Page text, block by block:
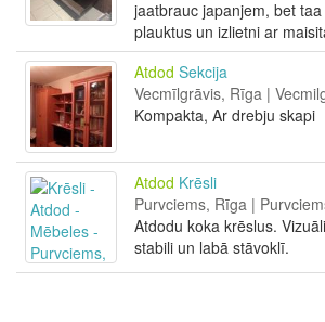
jaatbrauc japanjem, bet
plauktus un izlietni ar
Atdod Sekcija
Vecmīlgrāvis, Rīga |
Kompakta, Ar drebju skapi
Atdod Krēsli
Purvciems, Rīga |
Atdodu koka krēslus.
stabili un labā stāvoklī.